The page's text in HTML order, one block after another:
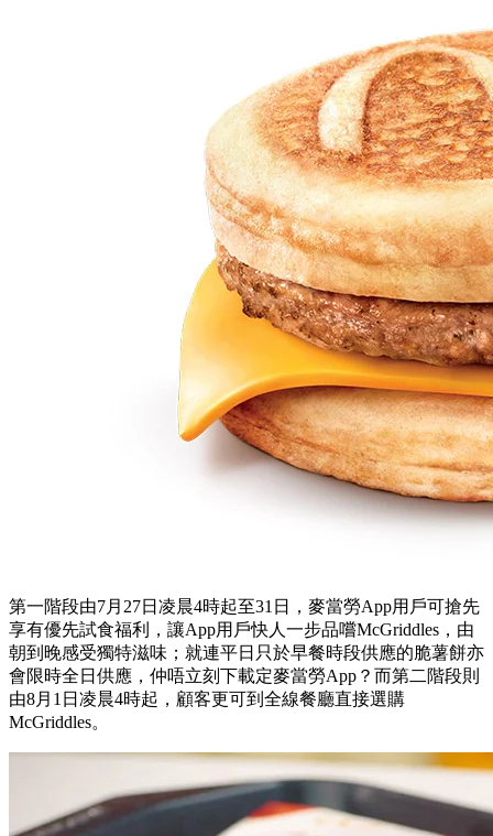
第一階段由7月27日凌晨4時起至31日，麥當勞App用戶可搶先
享有優先試食福利，讓App用戶快人一步品嚐McGriddles，由
朝到晚感受獨特滋味；就連平日只於早餐時段供應的脆薯餅亦
會限時全日供應，仲唔立刻下載定麥當勞App？而第二階段則
由8月1日凌晨4時起，顧客更可到全線餐廳直接選購
McGriddles。